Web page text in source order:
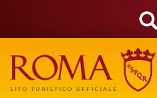
main
content
Search
form
Cerca